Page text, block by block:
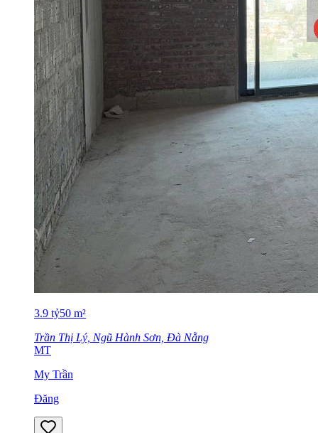
3.9 tỷ50 m²
Trần Thị Lý, Ngũ Hành Sơn, Đà Nẵng
MT
My Trần
Đăng